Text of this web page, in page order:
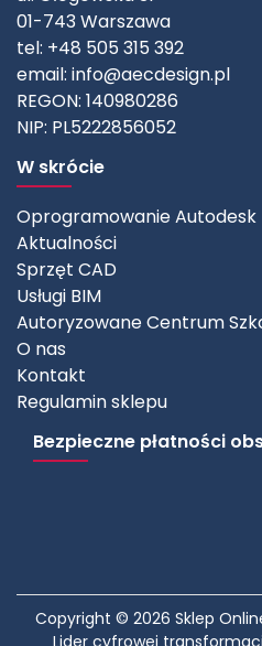
01-743 Warszawa
tel: +48 505 315 392
email: info@aecdesign.pl
REGON: 140980286
NIP: PL5222856052
W skrócie
Oprogramowanie Autodesk
Aktualności
Sprzęt CAD
Usługi BIM
Autoryzowane Centrum
O nas
Kontakt
Regulamin sklepu
Bezpieczne płatności
Copyright © 2026 Sklep
Lider cyfrowej